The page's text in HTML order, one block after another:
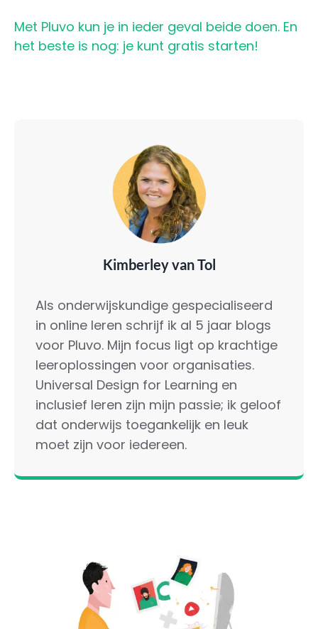
Met Pluvo kun je in ieder geval beide doen. En
het beste is nog: je kunt gratis starten!
Kimberley van Tol
Als onderwijskundige gespecialiseerd
in online leren schrijf ik al 5 jaar blogs
voor Pluvo. Mijn focus ligt op krachtige
leeroplossingen voor organisaties.
Universal Design for Learning en
inclusief leren zijn mijn passie; ik geloof
dat onderwijs toegankelijk en leuk
moet zijn voor iedereen.